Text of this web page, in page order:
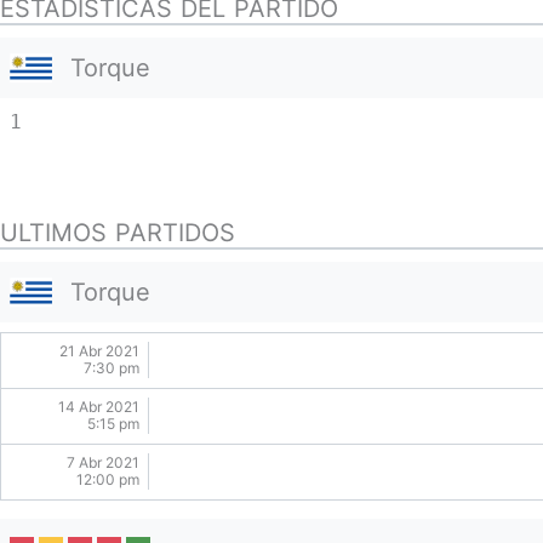
ESTADISTICAS DEL PARTIDO
Torque
1
ULTIMOS PARTIDOS
Torque
21 Abr 2021
7:30 pm
14 Abr 2021
5:15 pm
7 Abr 2021
12:00 pm